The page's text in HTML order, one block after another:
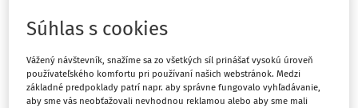
Tento dokument je len pre
predplatiteľov VIP.
Súhlas s cookies
Vážený návštevník, snažíme sa zo všetkých síl prinášať vysokú úroveň
používateľského komfortu pri používaní našich webstránok. Medzi
základné predpoklady patrí napr. aby správne fungovalo vyhľadávanie,
aby sme vás neobťažovali nevhodnou reklamou alebo aby sme mali